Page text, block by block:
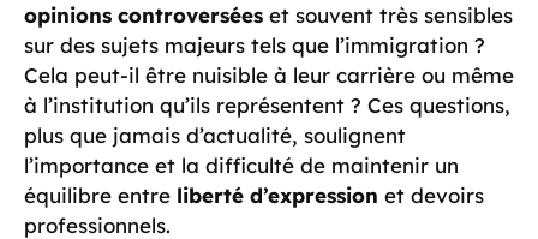
opinions controversées et souvent très sensibles
sur des sujets majeurs tels que l’immigration ?
Cela peut-il être nuisible à leur carrière ou même
à l’institution qu’ils représentent ? Ces questions,
plus que jamais d’actualité, soulignent
l’importance et la difficulté de maintenir un
équilibre entre liberté d’expression et devoirs
professionnels.